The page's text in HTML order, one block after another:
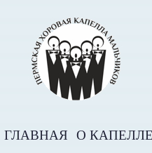
ГЛАВНАЯ О КАПЕЛЛЕ